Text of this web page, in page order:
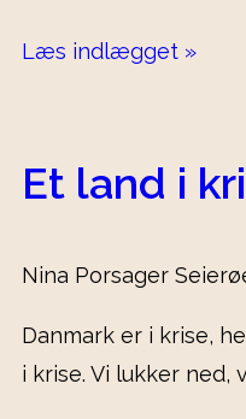
Læs indlægget »
Et land i
Nina Porsager
Danmark er i krise,
i krise. Vi lukker